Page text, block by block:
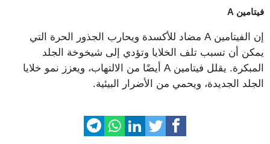
فيتامين A
إن الفيتامين A مضاد للأكسدة ويحارب الجذور الحرة التي
يمكن أن تسبب تلف الخلايا وتؤدي إلى شيخوخة الجلد
المبكرة. يقلل فيتامين A أيضًا من الالتهاب، ويعزز نمو خلايا
الجلد الجديدة، ويحمي من الأضرار البيئية.